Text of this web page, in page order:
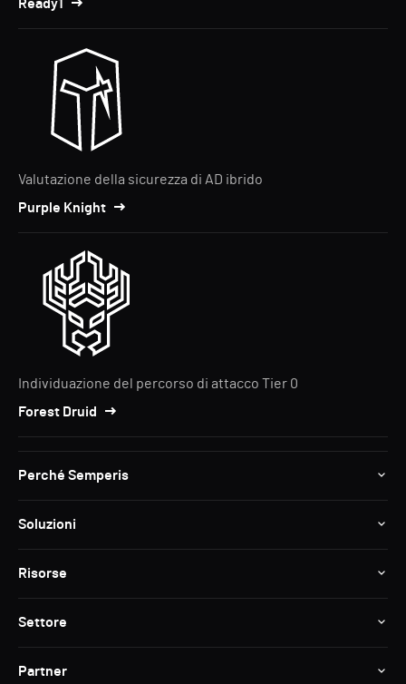
Ready1
Valutazione della sicurezza di AD ibrido
Purple Knight
Individuazione del percorso di attacco Tier 0
Forest Druid
Perché Semperis
Soluzioni
Risorse
Settore
Partner